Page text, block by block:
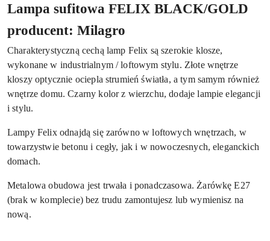
Lampa sufitowa FELIX BLACK/GOLD
producent: Milagro
Charakterystyczną cechą lamp Felix są szerokie klosze,
wykonane w industrialnym / loftowym stylu. Złote wnętrze
kloszy optycznie ociepla strumień światła, a tym samym również
wnętrze domu. Czarny kolor z wierzchu, dodaje lampie elegancji
i stylu.
Lampy Felix odnajdą się zarówno w loftowych wnętrzach, w
towarzystwie betonu i cegły, jak i w nowoczesnych, eleganckich
domach.
Metalowa obudowa jest trwała i ponadczasowa. Żarówkę E27
(brak w komplecie) bez trudu zamontujesz lub wymienisz na
nową.